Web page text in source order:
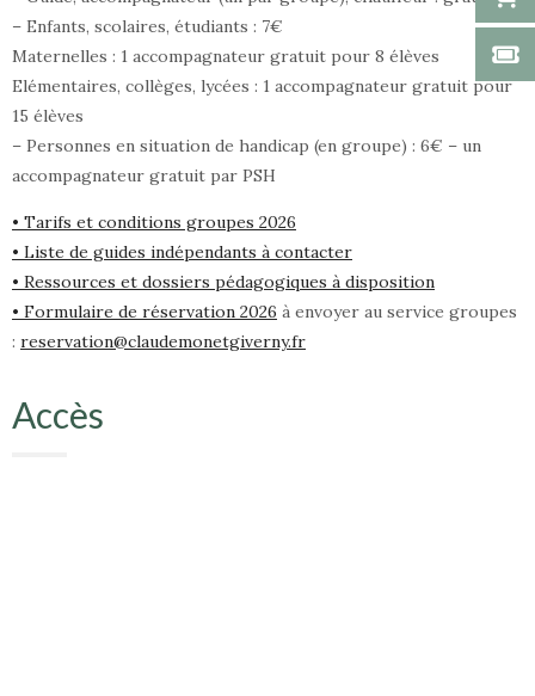
– Enfants, scolaires, étudiants : 7€
Maternelles : 1 accompagnateur gratuit pour 8 élèves
Elémentaires, collèges, lycées : 1 accompagnateur gratuit pour
15 élèves
– Personnes en situation de handicap (en groupe) : 6€ – un
accompagnateur gratuit par PSH
• Tarifs et conditions groupes 2026
• Liste de guides indépendants à contacter
• Ressources et dossiers pédagogiques à disposition
• Formulaire de réservation 2026 à envoyer au service groupes
: reservation@claudemonetgiverny.fr
Accès